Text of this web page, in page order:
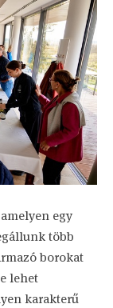
egy
több
borokat
lehet
karakterű